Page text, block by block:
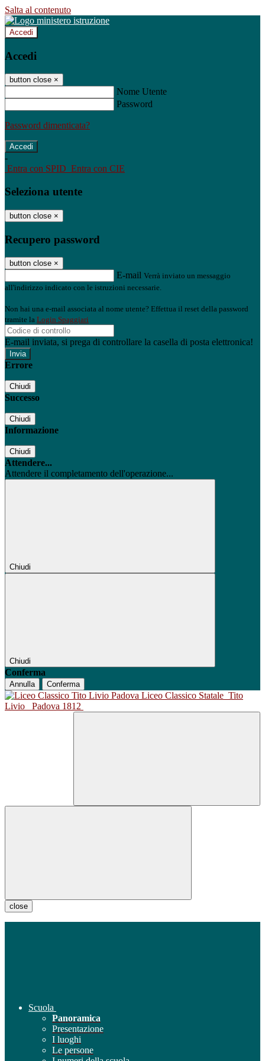
Salta al contenuto
Accedi
Accedi
button close ×
Nome Utente
Password
Password dimenticata?
-
Entra con SPID Entra con CIE
Seleziona utente
button close ×
Recupero password
button close ×
E-mail Verrà inviato un messaggio
all'indirizzo indicato con le istruzioni necessarie.
Non hai una e-mail associata al nome utente? Effettua il reset della password
tramite la Login Spaggiari
E-mail inviata, si prega di controllare la casella di posta elettronica!
Errore
Chiudi
Successo
Chiudi
Informazione
Chiudi
Attendere...
Attendere il completamento dell'operazione...
Chiudi
Chiudi
Conferma
Annulla Conferma
Liceo Classico Statale Tito
Livio
Padova 1812
close
Scuola
Panoramica
Presentazione
I luoghi
Le persone